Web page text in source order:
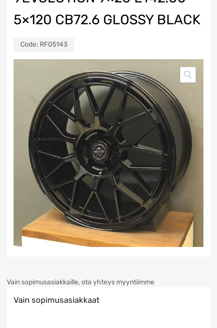
5×120 CB72.6 GLOSSY BLACK
Code: RF05143
Vain sopimusasiakkaille, ota yhteys myyntiimme
Vain sopimusasiakkaat